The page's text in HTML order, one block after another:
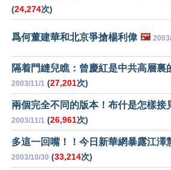
(24,274次)
爲何董建華和北京爭搶楊利偉 🖼️
隔着門縫兒瞧：曾慶紅是中共高層裏
2003/11/1 (27,201次)
兩個完全不同的版本！布什是怎樣接
2003/11/1 (26,961次)
多這一回嘴！！今日新華網暴露江澤
2003/10/30 (33,214次)